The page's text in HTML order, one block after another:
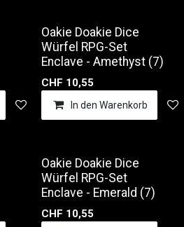
Auf die Wunschliste
Oakie Doakie Dice
Würfel RPG-Set
Enclave - Amethyst (7)
CHF 10,55
In den Warenkorb
Oakie Doakie Dice
Würfel RPG-Set
Enclave - Emerald (7)
CHF 10,55